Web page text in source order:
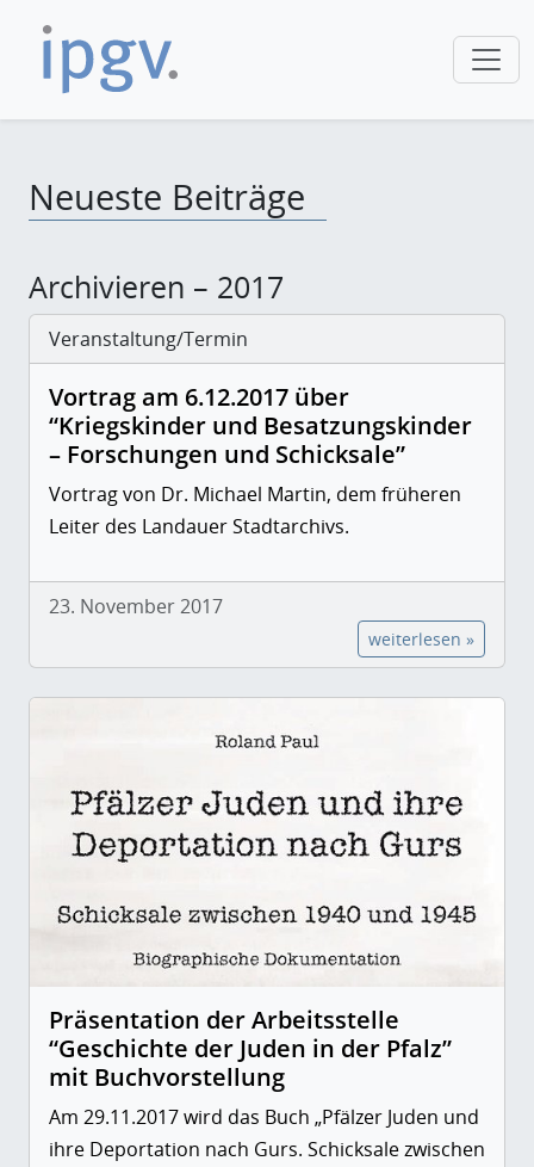
Neueste Beiträge
Archivieren – 2017
Veranstaltung/Termin
Vortrag am 6.12.2017 über
“Kriegskinder und Besatzungskinder
– Forschungen und Schicksale”
Vortrag von Dr. Michael Martin, dem früheren
Leiter des Landauer Stadtarchivs.
23. November 2017
weiterlesen »
Präsentation der Arbeitsstelle
“Geschichte der Juden in der Pfalz”
mit Buchvorstellung
Am 29.11.2017 wird das Buch „Pfälzer Juden und
ihre Deportation nach Gurs. Schicksale zwischen